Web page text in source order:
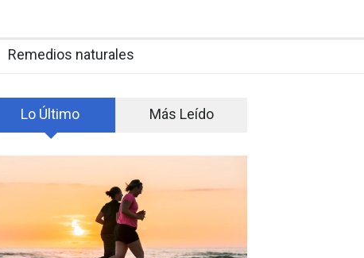
Remedios naturales
Lo Último Más Leído